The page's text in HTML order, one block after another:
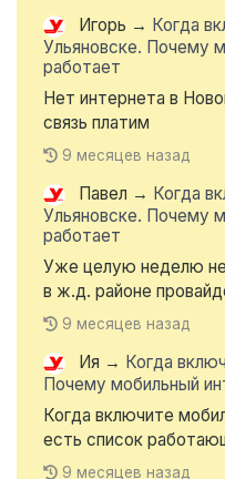
Игорь → Когда
Ульяновске. Почему
работает
Нет интернета в
связь платим
9 месяцев назад
Павел → Когда
Ульяновске. Почему
работает
Уже целую неделю
в ж.д. районе
9 месяцев назад
Ия → Когда
Почему мобильный
Когда включите
есть список
9 месяцев назад